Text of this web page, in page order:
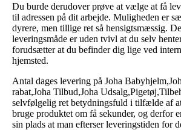
Du burde derudover prøve at vælge at få
til adressen på dit arbejde. Muligheden er
dyrere, men tillige ret så hensigtsmæssig.
leveringsmåde er uden tvivl at du selv
forudsætter at du befinder dig lige ved
hjemsted.
Antal dages levering på Joha
rabat,Joha Tilbud,Joha
selvfølgelig ret betydningsfuld i tilfælde af
bruge produktet om få sekunder, og derfor
sin plads at man efterser leveringstiden for